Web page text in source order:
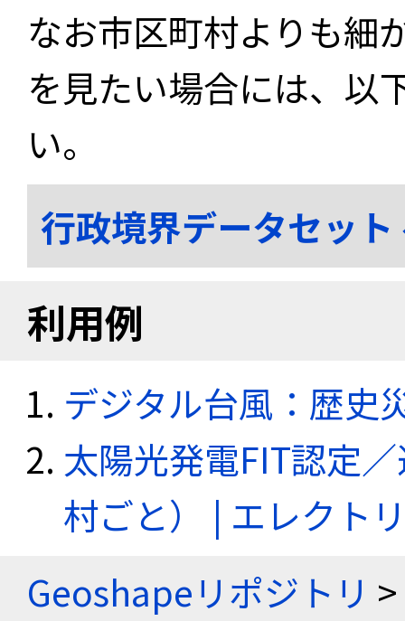
なお市区町村よりも細
を見たい場合には、以
い。
行政境界データセッ
利用例
デジタル台風：歴史
太陽光発電FIT認定
村ごと） | エレクト
Geoshapeリポジトリ >